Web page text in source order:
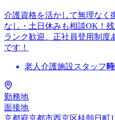
介護資格を活かして無理なく
なし・土日休みも相談OK！
ランク歓迎、正社員登用制度
です！
老人介護施設スタッフ
勤務地
面接地
京都府京都市西京区桂朝日町